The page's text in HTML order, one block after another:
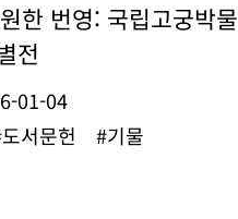
한 번영: 국립고궁박물
전
01-04
서문헌 #기물